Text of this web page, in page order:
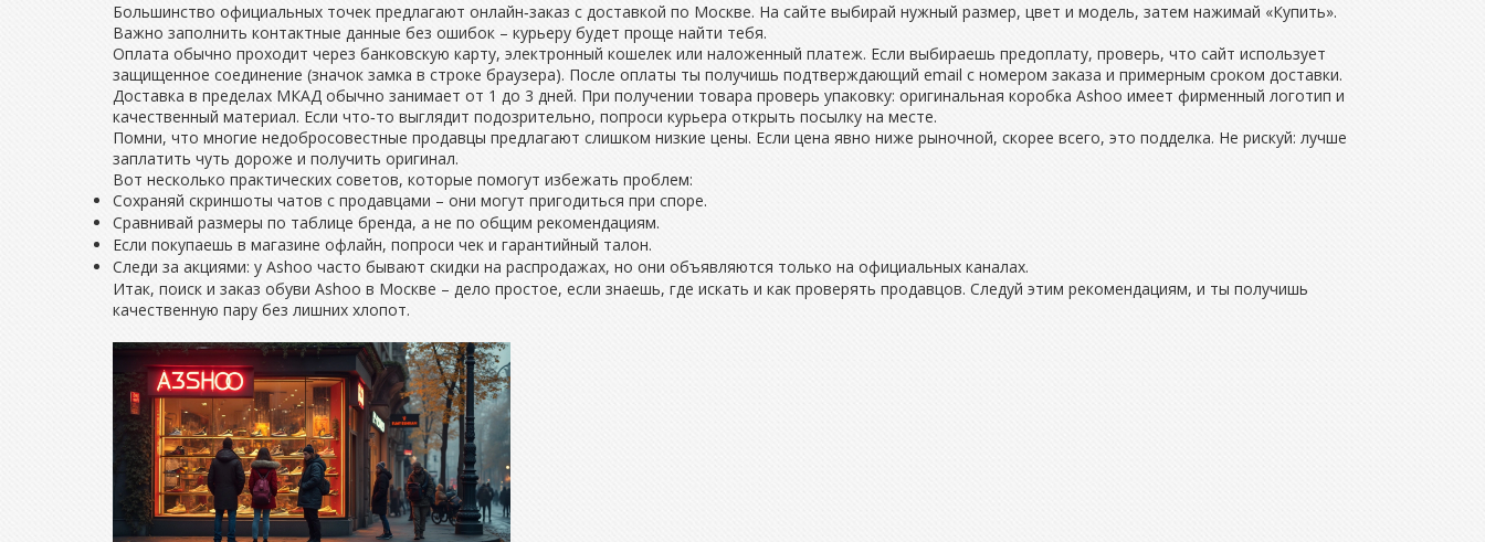
Большинство официальных точек предлагают онлайн‑заказ с доставкой по Москве. На сайте выбирай нужный размер, цвет и модель, затем нажимай «Купить».
Важно заполнить контактные данные без ошибок – курьеру будет проще найти тебя.
Оплата обычно проходит через банковскую карту, электронный кошелек или наложенный платеж. Если выбираешь предоплату, проверь, что сайт использует
защищенное соединение (значок замка в строке браузера). После оплаты ты получишь подтверждающий email с номером заказа и примерным сроком доставки.
Доставка в пределах МКАД обычно занимает от 1 до 3 дней. При получении товара проверь упаковку: оригинальная коробка Ashoo имеет фирменный логотип и
качественный материал. Если что‑то выглядит подозрительно, попроси курьера открыть посылку на месте.
Помни, что многие недобросовестные продавцы предлагают слишком низкие цены. Если цена явно ниже рыночной, скорее всего, это подделка. Не рискуй: лучше
заплатить чуть дороже и получить оригинал.
Вот несколько практических советов, которые помогут избежать проблем:
Сохраняй скриншоты чатов с продавцами – они могут пригодиться при споре.
Сравнивай размеры по таблице бренда, а не по общим рекомендациям.
Если покупаешь в магазине офлайн, попроси чек и гарантийный талон.
Следи за акциями: у Ashoo часто бывают скидки на распродажах, но они объявляются только на официальных каналах.
Итак, поиск и заказ обуви Ashoo в Москве – дело простое, если знаешь, где искать и как проверять продавцов. Следуй этим рекомендациям, и ты получишь
качественную пару без лишних хлопот.